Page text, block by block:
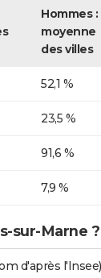
Hommes :
moyenne
des villes
52,1 %
23,5 %
91,6 %
7,9 %
sur-Marne ?
d'après l'Insee)